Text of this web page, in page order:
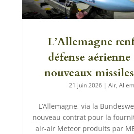
L’Allemagne
défense aérienne
nouveaux
21 juin 2026 |Air,
L’Allemagne, via la
nouveau contrat pour la
air-air Meteor produits par